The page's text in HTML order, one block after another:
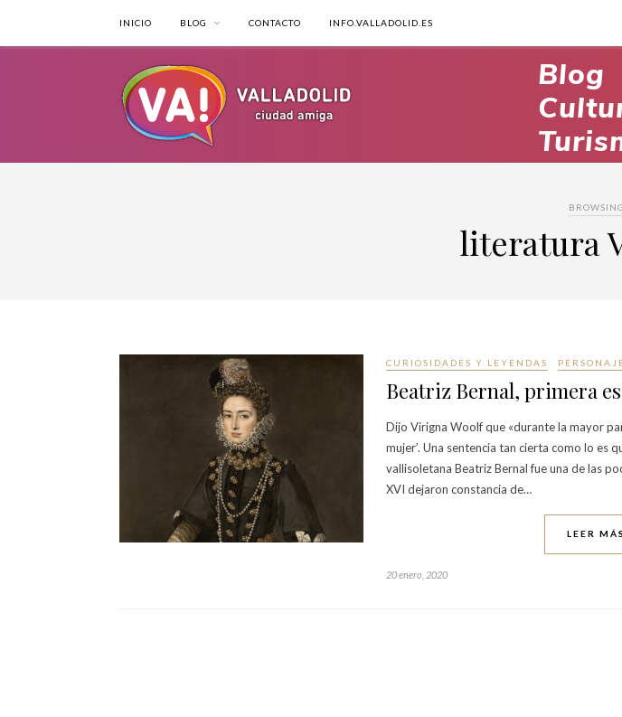
INICIO BLOG CONTACTO INFO.VALLADOLID.ES
literatura
CURIOSIDADES Y LEYENDAS
Beatriz Bernal, primera
Dijo Virigna Woolf que «durante la mayor
mujer’. Una sentencia tan cierta como lo es
vallisoletana Beatriz Bernal fue una de las
XVI dejaron constancia de…
LEER MÁS
20 enero, 2020